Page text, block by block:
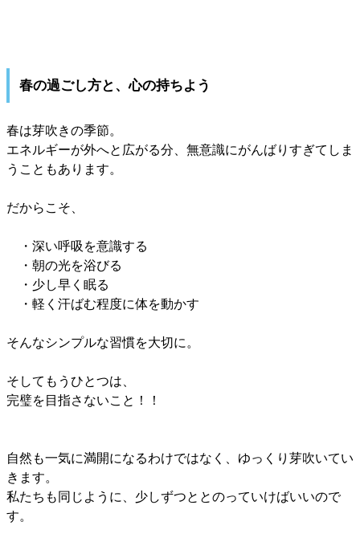
春の過ごし方と、心の持ちよう
春は芽吹きの季節。
エネルギーが外へと広がる分、無意識にがんばりすぎてしま
うこともあります。
だからこそ、
・深い呼吸を意識する
・朝の光を浴びる
・少し早く眠る
・軽く汗ばむ程度に体を動かす
そんなシンプルな習慣を大切に。
そしてもうひとつは、
完璧を目指さないこと！！
自然も一気に満開になるわけではなく、ゆっくり芽吹いてい
きます。
私たちも同じように、少しずつととのっていけばいいので
す。